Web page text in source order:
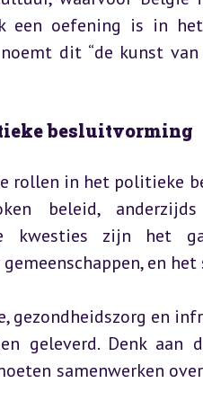
een oefening is in
dit “de kunst
besluitvorming
rollen in het politieke
beleid,
kwesties zijn het
en
gezondheidszorg en
geleverd. Denk aan
samenwerken